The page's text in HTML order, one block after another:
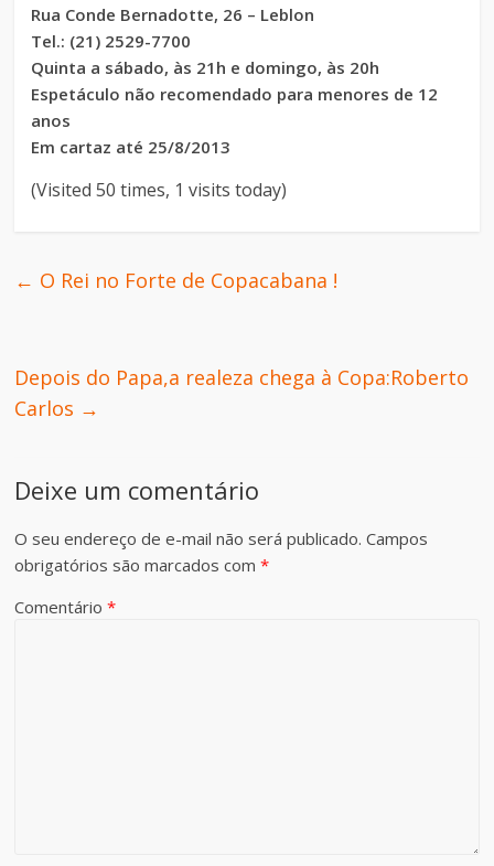
Rua Conde Bernadotte, 26 – Leblon
Tel.: (21) 2529-7700
Quinta a sábado, às 21h e domingo, às 20h
Espetáculo não recomendado para menores de 12
anos
Em cartaz até 25/8/2013
(Visited 50 times, 1 visits today)
← O Rei no Forte de Copacabana !
Depois do Papa,a realeza chega à Copa:Roberto
Carlos →
Deixe um comentário
O seu endereço de e-mail não será publicado. Campos
obrigatórios são marcados com*
Comentário*